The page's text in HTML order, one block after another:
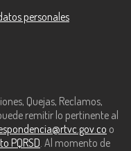
personales
Quejas, Reclamos,
remitir lo pertinente al
o
PQRSD. Al momento de